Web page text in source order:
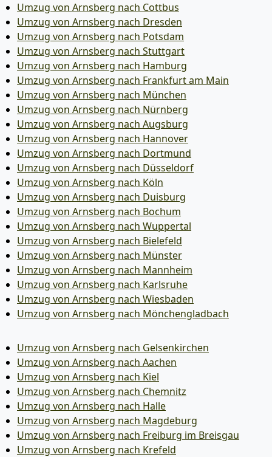
Umzug von Arnsberg nach Cottbus
Umzug von Arnsberg nach Dresden
Umzug von Arnsberg nach Potsdam
Umzug von Arnsberg nach Stuttgart
Umzug von Arnsberg nach Hamburg
Umzug von Arnsberg nach Frankfurt am Main
Umzug von Arnsberg nach München
Umzug von Arnsberg nach Nürnberg
Umzug von Arnsberg nach Augsburg
Umzug von Arnsberg nach Hannover
Umzug von Arnsberg nach Dortmund
Umzug von Arnsberg nach Düsseldorf
Umzug von Arnsberg nach Köln
Umzug von Arnsberg nach Duisburg
Umzug von Arnsberg nach Bochum
Umzug von Arnsberg nach Wuppertal
Umzug von Arnsberg nach Bielefeld
Umzug von Arnsberg nach Münster
Umzug von Arnsberg nach Mannheim
Umzug von Arnsberg nach Karlsruhe
Umzug von Arnsberg nach Wiesbaden
Umzug von Arnsberg nach Mönchen­gladbach
Umzug von Arnsberg nach Gelsenkirchen
Umzug von Arnsberg nach Aachen
Umzug von Arnsberg nach Kiel
Umzug von Arnsberg nach Chemnitz
Umzug von Arnsberg nach Halle
Umzug von Arnsberg nach Magdeburg
Umzug von Arnsberg nach Freiburg im Breisgau
Umzug von Arnsberg nach Krefeld